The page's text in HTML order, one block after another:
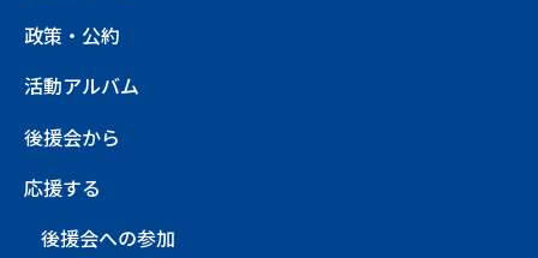
政策・公約
活動アルバム
後援会から
応援する
後援会への参加